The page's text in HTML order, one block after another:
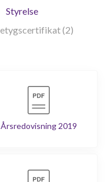
Styrelse
(2)
Årsredovisning 2019